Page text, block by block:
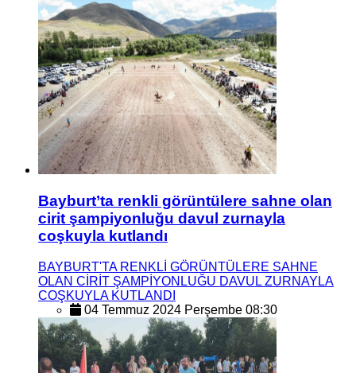
Bayburt’ta renkli görüntülere sahne olan
cirit şampiyonluğu davul zurnayla
coşkuyla kutlandı
BAYBURT'TA RENKLİ GÖRÜNTÜLERE SAHNE
OLAN CİRİT ŞAMPİYONLUĞU DAVUL ZURNAYLA
COŞKUYLA KUTLANDI
04 Temmuz 2024 Perşembe 08:30